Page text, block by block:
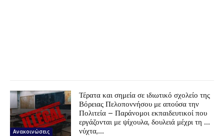
Ανακοινώσεις
Τέρατα και σημεία σε ιδιωτικό σχολείο της
Βόρειας Πελοποννήσου με απούσα την
Πολιτεία – Παράνομοι εκπαιδευτικοί που
εργάζονται με ψίχουλα, δουλειά μέχρι τη …
νύχτα,...